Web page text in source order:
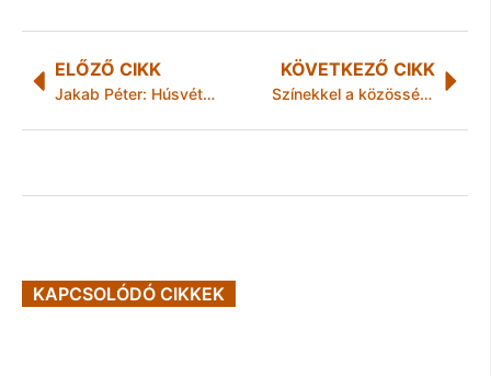
ELŐZŐ CIKK
Jakab Péter: Húsvét hétfőn Miskolcon én is megkaptam az első oltást
KÖVETKEZŐ CIKK
Színekkel a közösségekért: országos pályázat indul a falfelületek megújítására
KAPCSOLÓDÓ CIKKEK